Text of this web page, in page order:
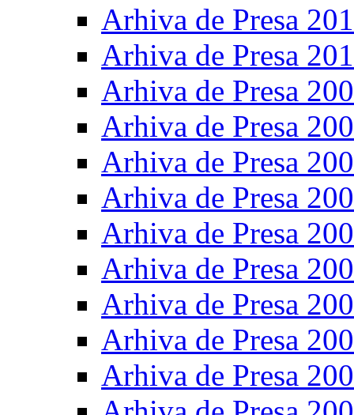
Arhiva de Presa
Arhiva de Presa
Arhiva de Presa
Arhiva de Presa
Arhiva de Presa
Arhiva de Presa
Arhiva de Presa
Arhiva de Presa
Arhiva de Presa
Arhiva de Presa
Arhiva de Presa